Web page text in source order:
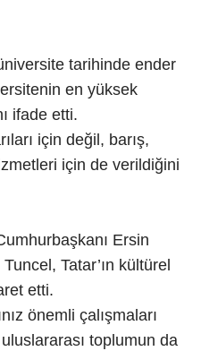
tarihinde ender
en yüksek
ifade etti.
için değil, barış,
için de verildiğini
Ersin
Tatar’ın kültürel
etti.
önemli çalışmaları
toplumun da